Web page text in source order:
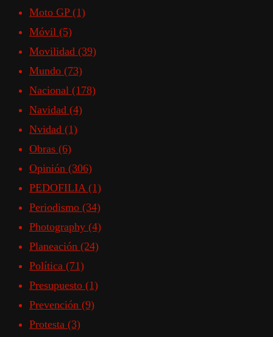
Moto GP (1)
Móvil (5)
Movilidad (39)
Mundo (73)
Nacional (178)
Navidad (4)
Nvidad (1)
Obras (6)
Opinión (306)
PEDOFILIA (1)
Periodismo (34)
Photography (4)
Planeación (24)
Política (71)
Presupuesto (1)
Prevención (9)
Protesta (3)